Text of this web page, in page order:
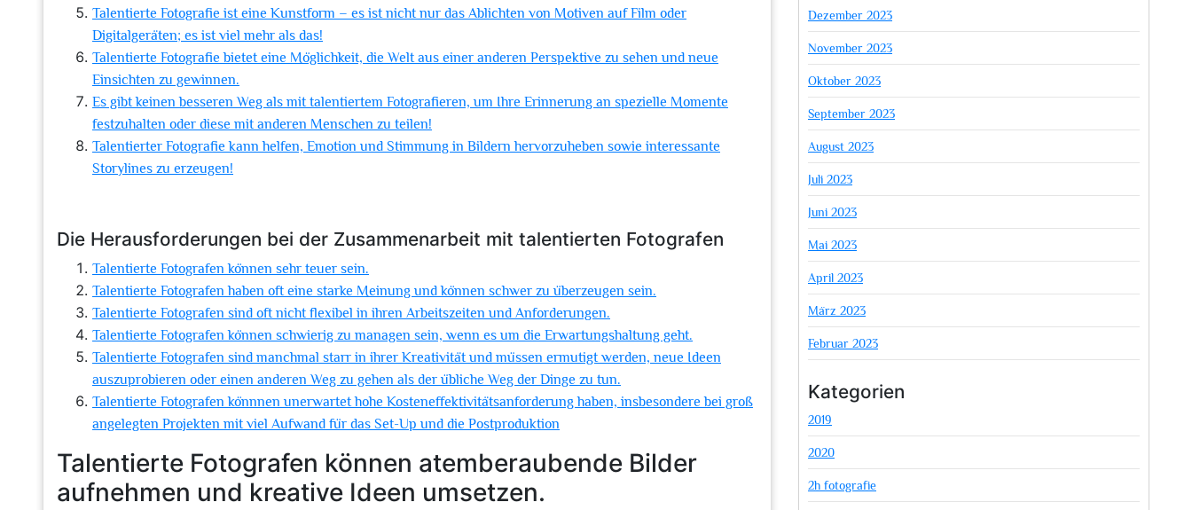
Talentierte Fotografie ist eine Kunstform – es ist nicht nur das Ablichten von Motiven auf Film oder
Digitalgeräten; es ist viel mehr als das!
Talentierte Fotografie bietet eine Möglichkeit, die Welt aus einer anderen Perspektive zu sehen und neue
Einsichten zu gewinnen.
Es gibt keinen besseren Weg als mit talentiertem Fotografieren, um Ihre Erinnerung an spezielle Momente
festzuhalten oder diese mit anderen Menschen zu teilen!
Talentierter Fotografie kann helfen, Emotion und Stimmung in Bildern hervorzuheben sowie interessante
Storylines zu erzeugen!
Die Herausforderungen bei der Zusammenarbeit mit talentierten Fotografen
Talentierte Fotografen können sehr teuer sein.
Talentierte Fotografen haben oft eine starke Meinung und können schwer zu überzeugen sein.
Talentierte Fotografen sind oft nicht flexibel in ihren Arbeitszeiten und Anforderungen.
Talentierte Fotografen können schwierig zu managen sein, wenn es um die Erwartungshaltung geht.
Talentierte Fotografen sind manchmal starr in ihrer Kreativität und müssen ermutigt werden, neue Ideen
auszuprobieren oder einen anderen Weg zu gehen als der übliche Weg der Dinge zu tun.
Talentierte Fotografen könnnen unerwartet hohe Kosteneffektivitätsanforderung haben, insbesondere bei groß
angelegten Projekten mit viel Aufwand für das Set-Up und die Postproduktion
Talentierte Fotografen können atemberaubende Bilder
aufnehmen und kreative Ideen umsetzen.
Dezember 2023
November 2023
Oktober 2023
September 2023
August 2023
Juli 2023
Juni 2023
Mai 2023
April 2023
März 2023
Februar 2023
Kategorien
2019
2020
2h fotografie